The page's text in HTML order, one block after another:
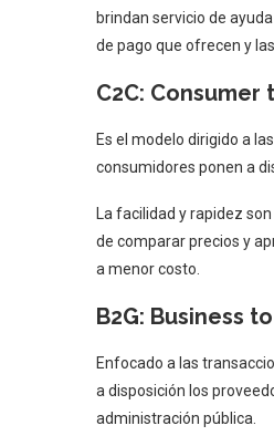
brindan servicio de
de pago que ofrecen y
C2C: Consumer
Es el modelo dirigido a las
consumidores ponen a
La facilidad y rapidez
de comparar precios y
a menor costo.
B2G: Business
Enfocado a las
a disposición los
administración pública.